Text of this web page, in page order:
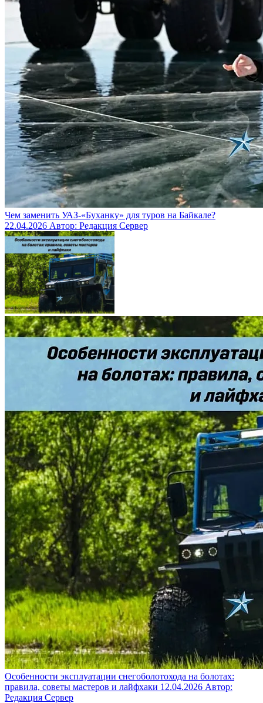
Чем заменить УАЗ‑«Буханку» для туров на Байкале?
22.04.2026 Автор: Редакция Сервер
Особенности эксплуатации снегоболотохода на болотах:
правила, советы мастеров и лайфхаки 12.04.2026 Автор:
Редакция Сервер